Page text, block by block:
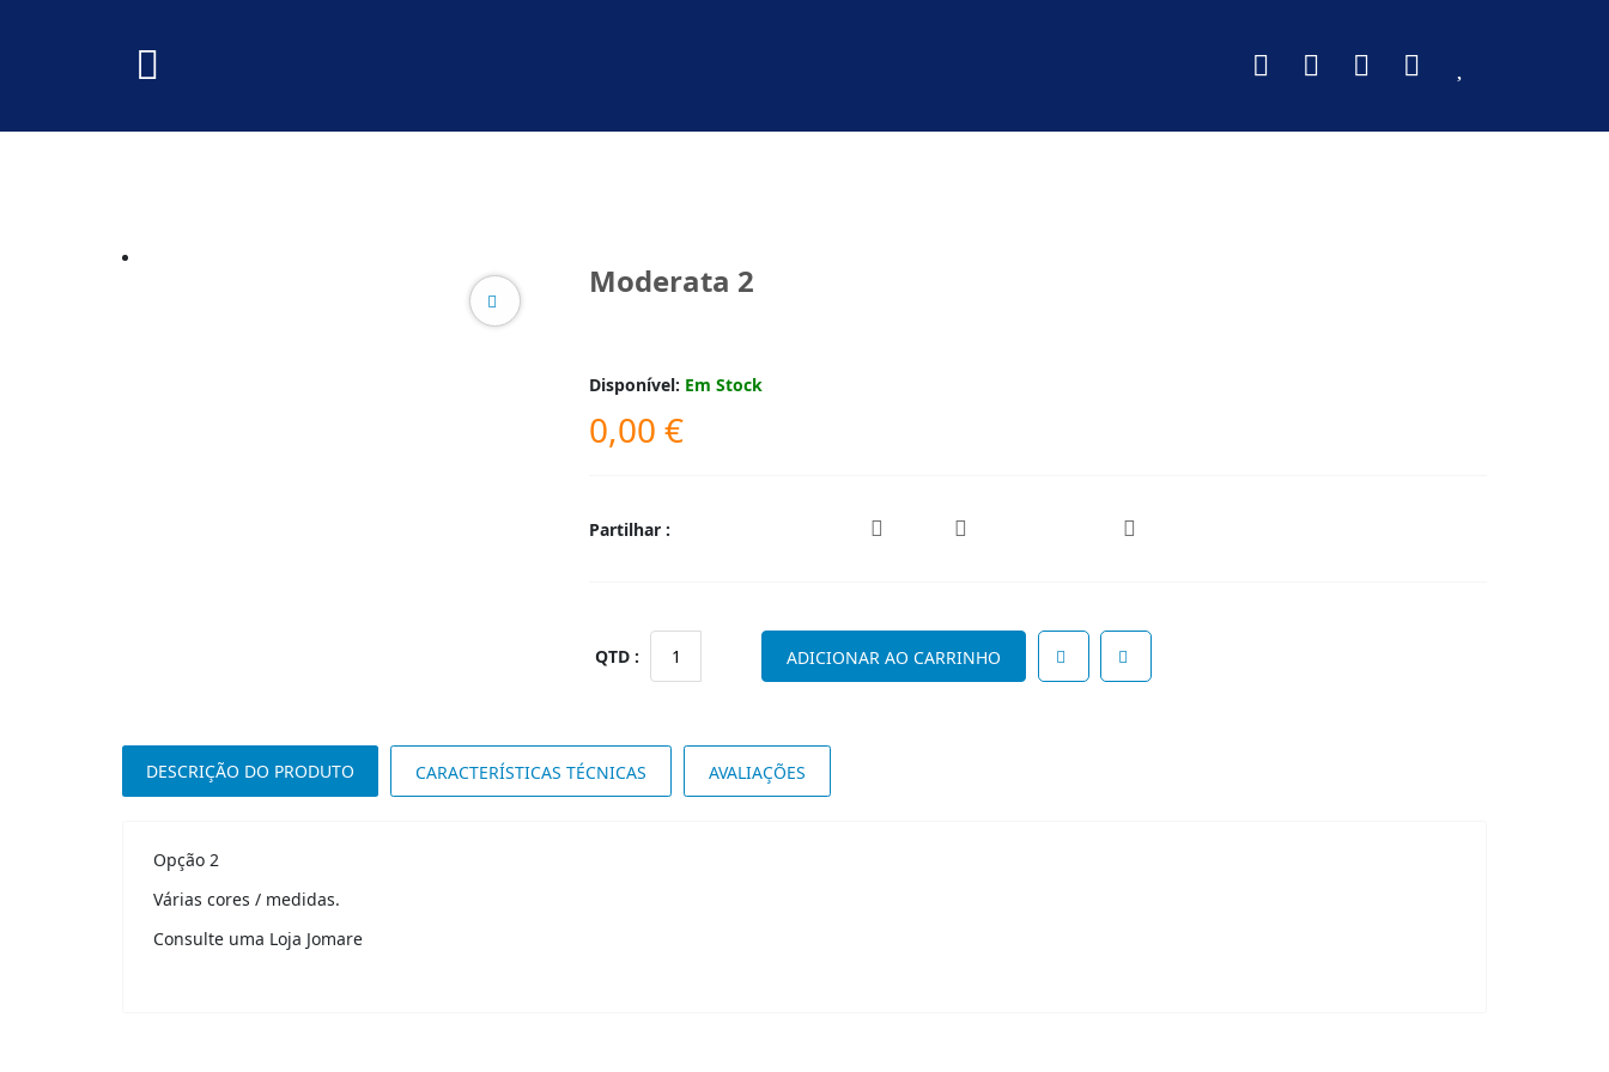
Moderata 2
Disponível: Em Stock
0,00 €
Partilhar :
ADICIONAR AO CARRINHO
DESCRIÇÃO DO PRODUTO CARACTERÍSTICAS TÉCNICAS AVALIAÇÕES
Opção 2
Várias cores / medidas.
Consulte uma Loja Jomare